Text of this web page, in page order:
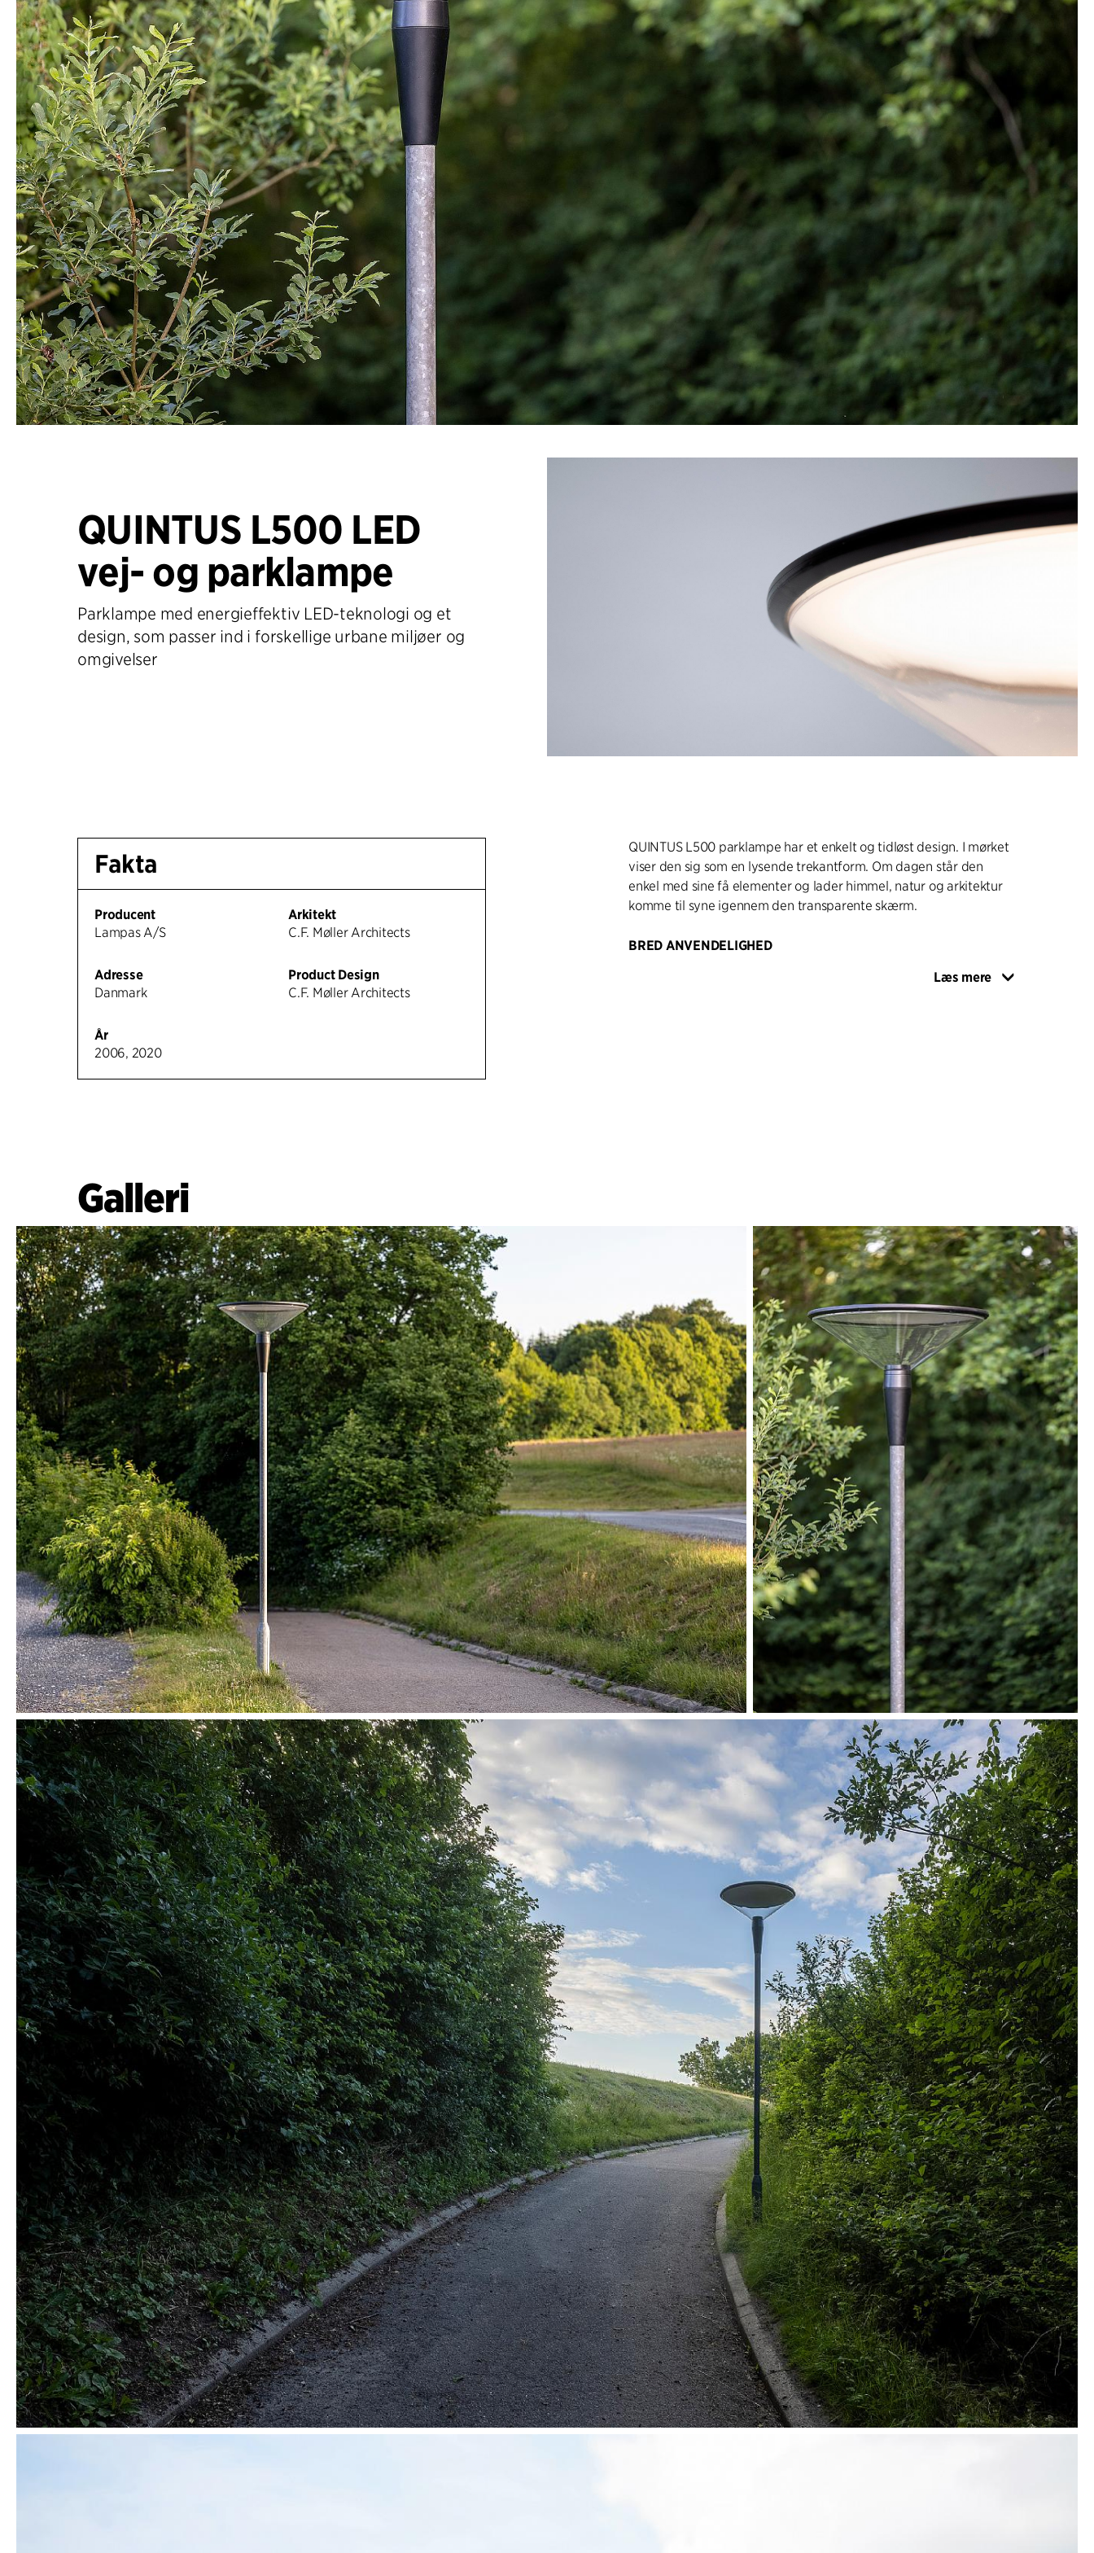
QUINTUS L500 LED
vej- og parklampe
Parklampe med energieffektiv LED-teknologi og et
design, som passer ind i forskellige urbane miljøer og
omgivelser
Fakta
Producent
Lampas A/S
Adresse
Danmark
År
2006, 2020
Arkitekt
C.F. Møller Architects
Product Design
C.F. Møller Architects
QUINTUS L500 parklampe har et enkelt og tidløst design. I mørket
viser den sig som en lysende trekantform. Om dagen står den
enkel med sine få elementer og lader himmel, natur og arkitektur
komme til syne igennem den transparente skærm.
BRED ANVENDELIGHED
For detaljeret info om materialer henvises til Lampas' hjemmeside.
Armaturet findes i to versioner og kan anvendes både på den
originale Ø121 mm mast; og også på Ø60 mm master -
sidstnævnte evt. i forbindelse med armaturudskiftning og
genbrug af eksisterende standardmaster.
www.lampas.dk
Læs mere
Galleri